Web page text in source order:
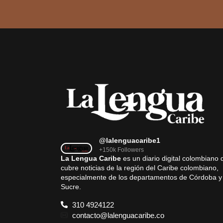
@lalenguacaribe1
+150k Followers
La Lengua Caribe es un diario digital colombiano
cubre noticias de la región del Caribe colombiano,
especialmente de los departamentos de Córdoba y
Sucre.
310 4924122
contacto@lalenguacaribe.co